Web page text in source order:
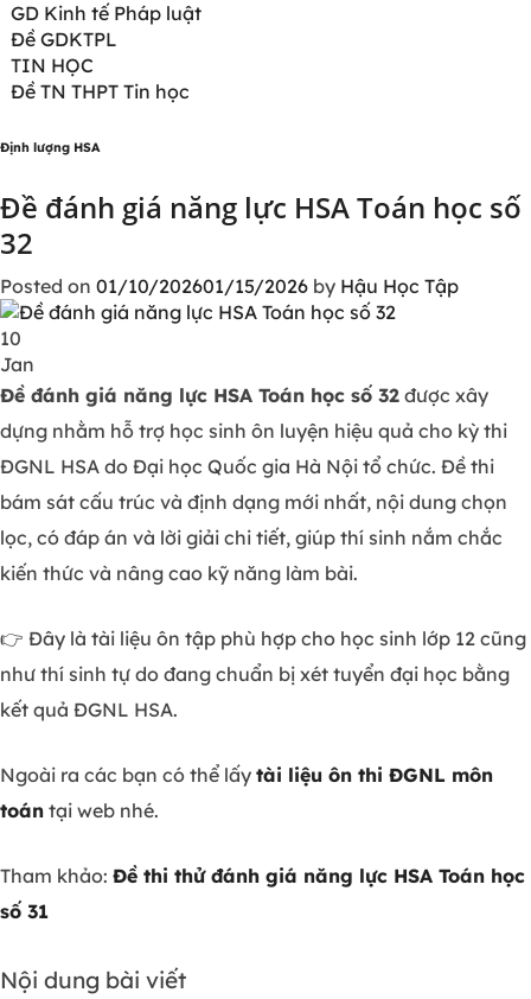
GD Kinh tế Pháp luật
Đề GDKTPL
TIN HỌC
Đề TN THPT Tin học
Định lượng HSA
Đề đánh giá năng lực HSA Toán học số
32
Posted on 01/10/202601/15/2026 by Hậu Học Tập
10
Jan
Đề đánh giá năng lực HSA Toán học số 32 được xây
dựng nhằm hỗ trợ học sinh ôn luyện hiệu quả cho kỳ thi
ĐGNL HSA do Đại học Quốc gia Hà Nội tổ chức. Đề thi
bám sát cấu trúc và định dạng mới nhất, nội dung chọn
lọc, có đáp án và lời giải chi tiết, giúp thí sinh nắm chắc
kiến thức và nâng cao kỹ năng làm bài.
👉 Đây là tài liệu ôn tập phù hợp cho học sinh lớp 12 cũng
như thí sinh tự do đang chuẩn bị xét tuyển đại học bằng
kết quả ĐGNL HSA.
Ngoài ra các bạn có thể lấy tài liệu ôn thi ĐGNL môn
toán tại web nhé.
Tham khảo: Đề thi thử đánh giá năng lực HSA Toán học
số 31
Nội dung bài viết